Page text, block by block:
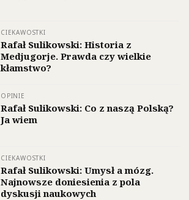
CIEKAWOSTKI
Rafał Sulikowski: Historia z
Medjugorje. Prawda czy wielkie
kłamstwo?
OPINIE
Rafał Sulikowski: Co z naszą Polską?
Ja wiem
CIEKAWOSTKI
Rafał Sulikowski: Umysł a mózg.
Najnowsze doniesienia z pola
dyskusji naukowych